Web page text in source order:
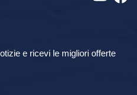
e ricevi le migliori offerte